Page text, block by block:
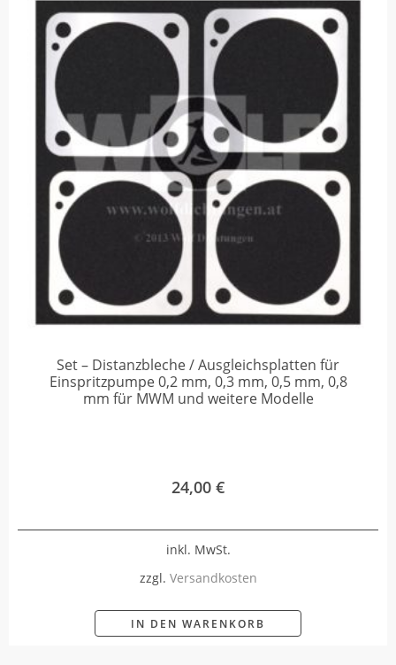
Set – Distanzbleche / Ausgleichsplatten für
Einspritzpumpe 0,2 mm, 0,3 mm, 0,5 mm, 0,8
mm für MWM und weitere Modelle
24,00 €
inkl. MwSt.
zzgl. Versandkosten
IN DEN WARENKORB